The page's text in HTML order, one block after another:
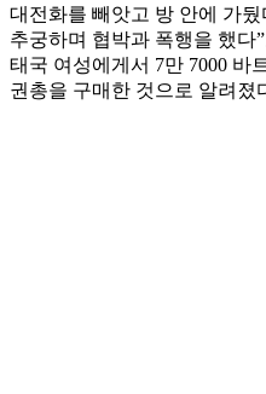
대전화를 빼앗고 방 안에 가
추궁하며 협박과 폭행을 했다
태국 여성에게서 7만 7000 바
권총을 구매한 것으로 알려졌